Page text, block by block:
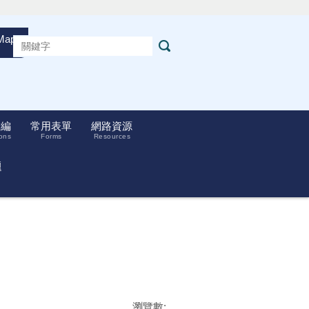
常用表單
Forms
網路資源
Resources